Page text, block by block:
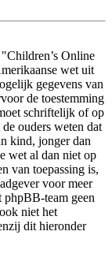
Online
wet uit
gegevens van
de toestemming
schriftelijk of op
ouders weten dat
kind, jonger dan
wet al dan niet op
van toepassing is,
voor meer
phpBB-team geen
niet het
dit hieronder